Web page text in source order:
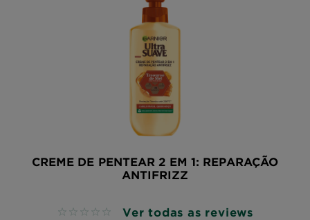
CREME DE PENTEAR 2 EM 1: REPARAÇÃO
ANTIFRIZZ
No reviews Ver todas as reviews